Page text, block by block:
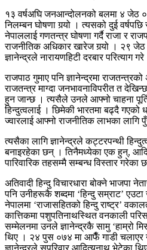
१३ वर्षअघि जनआन्दोलनको बलमा ४ जेठ
निलम्बन घोषणा गर्‍यो । त्यसको दुई
नेपाललाई गणतन्त्र घोषणा गर्दै राजा र
राजनीतिक अधिकार खारेज गर्‍यो । २९
ज्ञानेन्द्रले नारायणहिटी दरबार परित्याग गरे
राजपाठ गुमाए पनि ज्ञानेन्द्रमा
राजतन्त्र माग्दा जनभावनाविपरीत त
हुन जान्छ । त्यसैले उनले आफ्नो चाहना
हिन्दुत्वलाई । छिमेकी भारतमा बढ्दै गएको
ज्वारलाई आफ्नो राजनीतिक लाभका लागि
त्यसैका लागि ज्ञानेन्द्रले कट्टरपन्थी
बनाइरहेका छन् । तिनैमध्येका एक हुन्,
पारिवारिक तहसम्मै सम्बन्ध विस्तार
अतिवादी हिन्दु विचारधारा बोक्ने भाजपा
पनि उनीहरूकै शब्दमा ‘हिन्दु सम्राट’
नेपालमा ‘राजासहितको हिन्दु राष्ट्र’
कात्तिकमा पशुपतिनाथस्थित वनकाली
सम्मेलनमा उनले ज्ञानेन्द्रकै सामु ‘हाम्रो
थिए । २४ पुस ०७४ मा आफैँ गाडी
ज्ञानेन्द्रले सपरिवार आदित्यनाथ भेटेका